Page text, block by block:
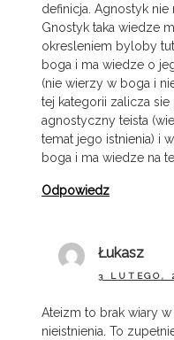
definicja. Agnostyk nie
Gnostyk taka wiedze
okresleniem byloby
boga i ma wiedze o
(nie wierzy w boga i
tej kategorii zalicza
agnostyczny teista
temat jego istnienia) i
boga i ma wiedze na
Odpowiedz
Łukasz
3 LUTEGO,
Ateizm to brak wiary w
nieistnienia. To